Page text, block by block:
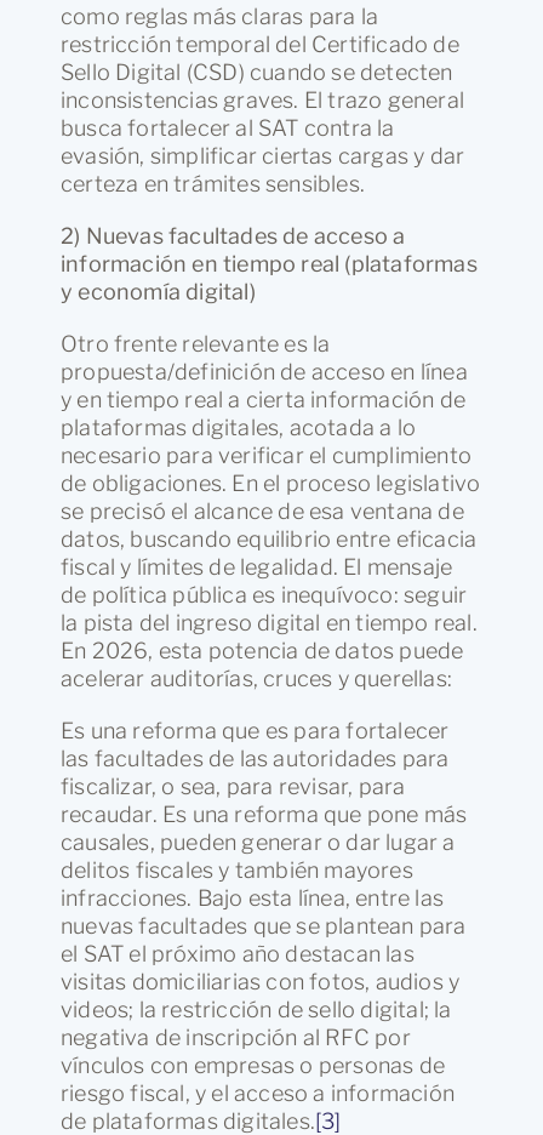
como reglas más claras para la
restricción temporal del Certificado de
Sello Digital (CSD) cuando se detecten
inconsistencias graves. El trazo general
busca fortalecer al SAT contra la
evasión, simplificar ciertas cargas y dar
certeza en trámites sensibles.
2) Nuevas facultades de acceso a
información en tiempo real (plataformas
y economía digital)
Otro frente relevante es la
propuesta/definición de acceso en línea
y en tiempo real a cierta información de
plataformas digitales, acotada a lo
necesario para verificar el cumplimiento
de obligaciones. En el proceso legislativo
se precisó el alcance de esa ventana de
datos, buscando equilibrio entre eficacia
fiscal y límites de legalidad. El mensaje
de política pública es inequívoco: seguir
la pista del ingreso digital en tiempo real.
En 2026, esta potencia de datos puede
acelerar auditorías, cruces y querellas:
Es una reforma que es para fortalecer
las facultades de las autoridades para
fiscalizar, o sea, para revisar, para
recaudar. Es una reforma que pone más
causales, pueden generar o dar lugar a
delitos fiscales y también mayores
infracciones. Bajo esta línea, entre las
nuevas facultades que se plantean para
el SAT el próximo año destacan las
visitas domiciliarias con fotos, audios y
videos; la restricción de sello digital; la
negativa de inscripción al RFC por
vínculos con empresas o personas de
riesgo fiscal, y el acceso a información
de plataformas digitales.[3]